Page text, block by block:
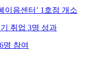
이음센터’ 1호점 개소
취업 3명 성과
명 참여